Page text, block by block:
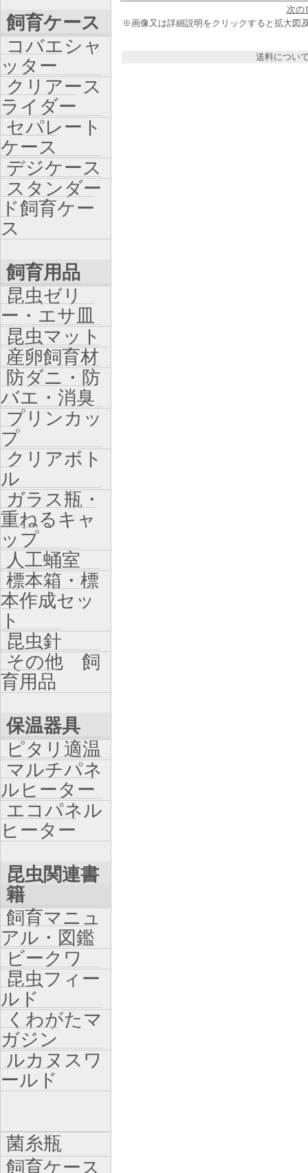
次の
※画像又は詳細説明をクリックすると拡大図
送料につい
飼育ケース
コバエシャ
ッター
クリアース
ライダー
セパレート
ケース
デジケース
スタンダー
ド飼育ケー
ス
飼育用品
昆虫ゼリ
ー・エサ皿
昆虫マット
産卵飼育材
防ダニ・防
バエ・消臭
プリンカッ
プ
クリアボト
ル
ガラス瓶・
重ねるキャ
ップ
人工蛹室
標本箱・標
本作成セッ
ト
昆虫針
その他 飼
育用品
保温器具
ピタリ適温
マルチパネ
ルヒーター
エコパネル
ヒーター
昆虫関連書
籍
飼育マニュ
アル・図鑑
ビークワ
昆虫フィー
ルド
くわがたマ
ガジン
ルカヌスワ
ールド
菌糸瓶
飼育ケース